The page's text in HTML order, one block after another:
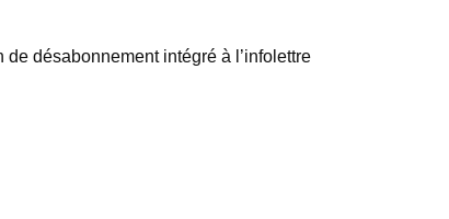
désabonnement intégré à l’infolettre